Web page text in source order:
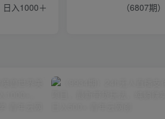
日入1000＋
（6807期